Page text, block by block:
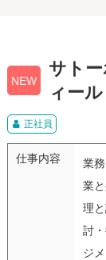
NEW
サト
ィー
正社員
仕事内容
業
業
理
討
ジ